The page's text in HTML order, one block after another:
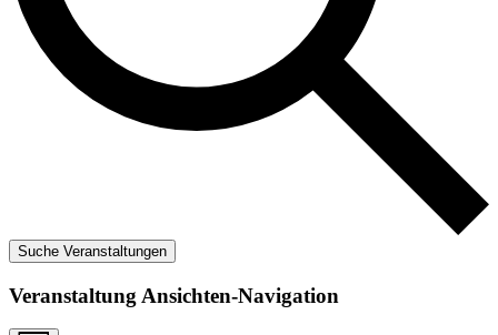
Suche Veranstaltungen
Veranstaltung Ansichten-Navigation